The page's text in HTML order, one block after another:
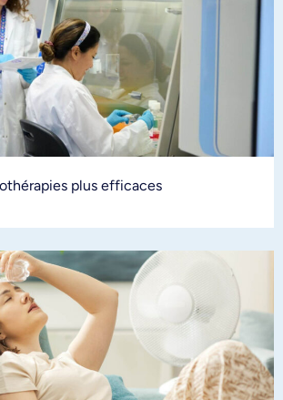
plus efficaces